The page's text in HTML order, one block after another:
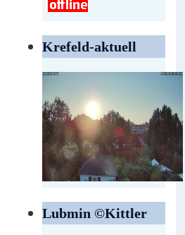
Krefeld-aktuell
Lubmin ©Kittler